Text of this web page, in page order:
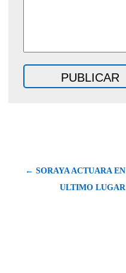
← SORAYA ACTUARA EN
ULTIMO LUGAR